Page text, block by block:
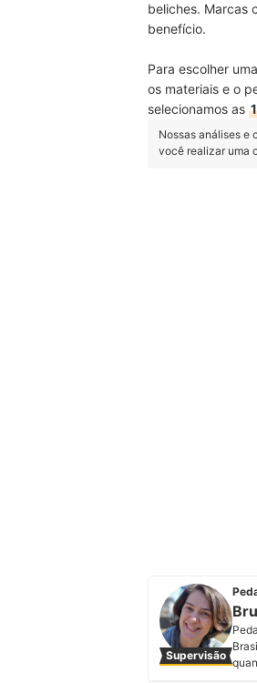
beliches. Marcas
benefício.
Para escolher
os materiais e o
selecionamos as
Nossas análises e
você realizar uma
Supervisão